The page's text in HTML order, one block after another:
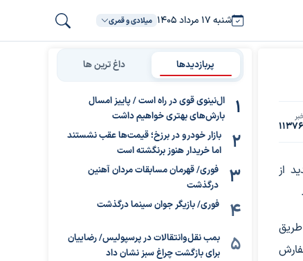
شنبه ۱۷ مرداد ۱۴۰۵ میلادی و قمری
از
طریق
پربازدیدها داغ ترین ها
ال‌نینوی قوی در راه است / پاییز امسال
بارش‌های بهتری خواهیم داشت
بازار خودرو در برزخ؛ قیمت‌ها عقب نشستند
اما خریدار هنوز برنگشته است
فوری/ قهرمان مسابقات مردان آهنین
درگذشت
فوری/ بازیگر جوان سینما درگذشت
بمب نقل‌وانتقالات در پرسپولیس/ رضاییان
برای بازگشت چراغ سبز نشان داد